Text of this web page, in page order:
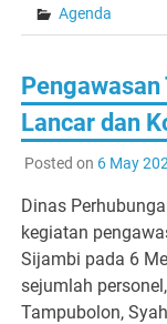
Agenda
Lancar dan
Posted on 6 May
Dinas
kegiatan
Sijambi pada 6
sejumlah
Tampubolon,